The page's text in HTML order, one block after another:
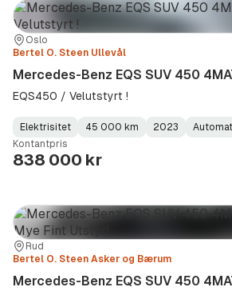
Sted:
Oslo
Forhandler:
Bertel O. Steen Ullevål
Mercedes-Benz EQS SUV 450
EQS450 / Velutstyrt !
Fuel
Type:
Elektrisitet
Kilometerstand:
45 000 km
Model
Year:
2023
Gearbox
Type:
Automat
Kontantpris
838 000 kr
Sted:
Rud
Forhandler:
Bertel O. Steen Asker og Bærum
Mercedes-Benz EQS SUV 450